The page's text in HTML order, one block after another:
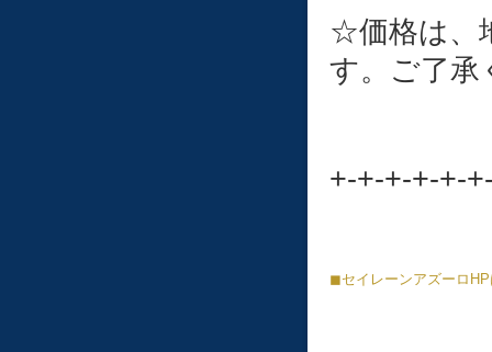
☆価格は、
す。ご了承
+-+-+-+-+-
◼︎セイレーンアズーロ HP